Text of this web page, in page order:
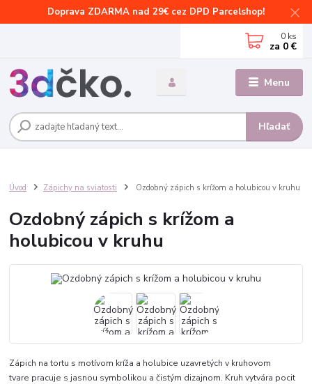
Doprava ZDARMA nad 29€ cez DPD Parcelshop!
Menu
Hľadať
0 ks
za 0 €
Úvod Zápichy na sviatosti Ozdobný zápich s krížom a holubicou v kruhu
Ozdobný zápich s krížom a
holubicou v kruhu
Zápich na tortu s motívom kríža a holubice uzavretých v kruhovom
tvare pracuje s jasnou symbolikou a čistým dizajnom. Kruh vytvára pocit